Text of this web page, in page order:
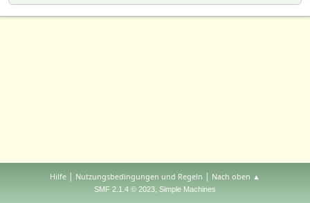
Hilfe | Nutzungsbedingungen und Regeln | Nach oben ▲
SMF 2.1.4 © 2023, Simple Machines